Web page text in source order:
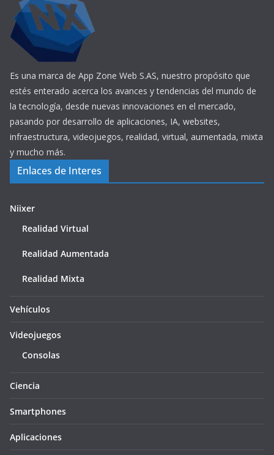
Es una marca de App Zone Web S.AS, nuestro propósito que
estés enterado acerca los avances y tendencias del mundo de
la tecnología, desde nuevas innovaciones en el mercado,
pasando por desarrollo de aplicaciones, IA, websites,
infraestructura, videojuegos, realidad, virtual, aumentada, mixta
y mucho más.
Enlaces de Interes
Niixer
Realidad Virtual
Realidad Aumentada
Realidad Mixta
Vehículos
Videojuegos
Consolas
Ciencia
Smartphones
Aplicaciones